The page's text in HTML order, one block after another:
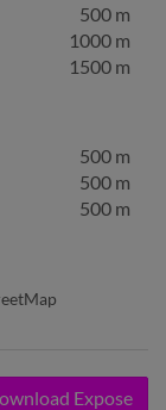
500 m
1000 m
1500 m
500 m
500 m
500 m
Expose